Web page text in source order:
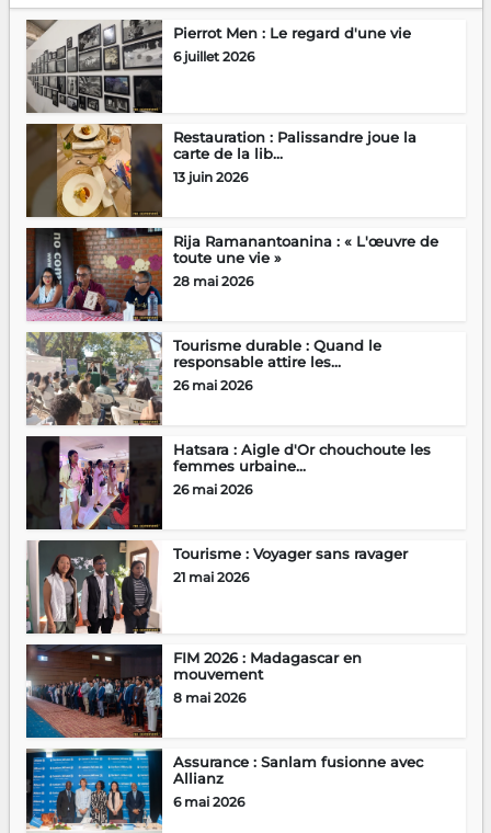
Pierrot Men : Le regard d'une vie
6 juillet 2026
Restauration : Palissandre joue la
carte de la lib...
13 juin 2026
Rija Ramanantoanina : « L'œuvre de
toute une vie »
28 mai 2026
Tourisme durable : Quand le
responsable attire les...
26 mai 2026
Hatsara : Aigle d'Or chouchoute les
femmes urbaine...
26 mai 2026
Tourisme : Voyager sans ravager
21 mai 2026
FIM 2026 : Madagascar en
mouvement
8 mai 2026
Assurance : Sanlam fusionne avec
Allianz
6 mai 2026